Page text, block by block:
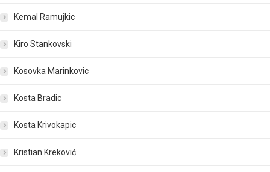
Kemal Ramujkic
Kiro Stankovski
Kosovka Marinkovic
Kosta Bradic
Kosta Krivokapic
Kristian Kreković